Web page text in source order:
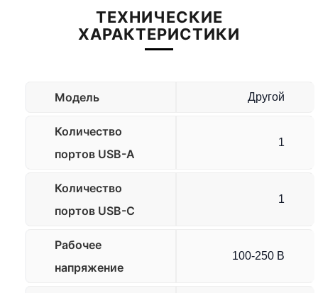
ТЕХНИЧЕСКИЕ
ХАРАКТЕРИСТИКИ
Модель Другой
Количество
портов USB-A
1
Количество
портов USB-C
1
Рабочее
напряжение
100-250 В